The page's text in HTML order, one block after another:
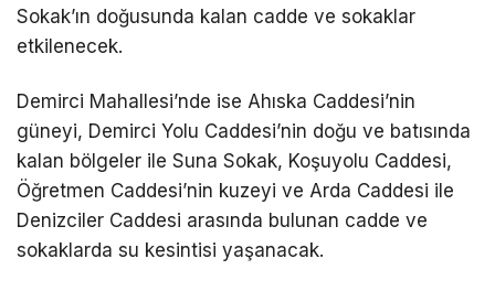
Sokak’ın doğusunda kalan cadde ve sokaklar
etkilenecek.
Demirci Mahallesi’nde ise Ahıska Caddesi’nin
güneyi, Demirci Yolu Caddesi’nin doğu ve batısında
kalan bölgeler ile Suna Sokak, Koşuyolu Caddesi,
Öğretmen Caddesi’nin kuzeyi ve Arda Caddesi ile
Denizciler Caddesi arasında bulunan cadde ve
sokaklarda su kesintisi yaşanacak.